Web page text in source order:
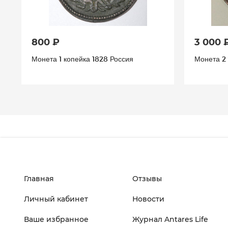
800 ₽
Монета 1 копейка 1828 Россия
3 000
Монета 2
Главная
Личный кабинет
Ваше избранное
Отзывы
Новости
Журнал Antares Life